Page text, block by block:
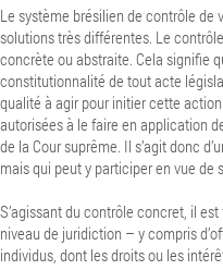
Le système brésilien de contrôle
solutions très différentes. Le
concrète ou abstraite. Cela signifie
constitutionnalité de tout acte
qualité à agir pour initier cette
autorisées à le faire en application
de la Cour suprême. Il s’agit donc
mais qui peut y participer en vue de
S’agissant du contrôle concret, il
niveau de juridiction – y compris
individus, dont les droits ou les